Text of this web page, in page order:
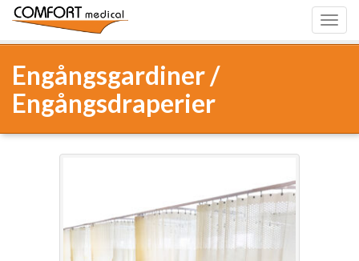
Engångsgardiner /
Engångsdraperier